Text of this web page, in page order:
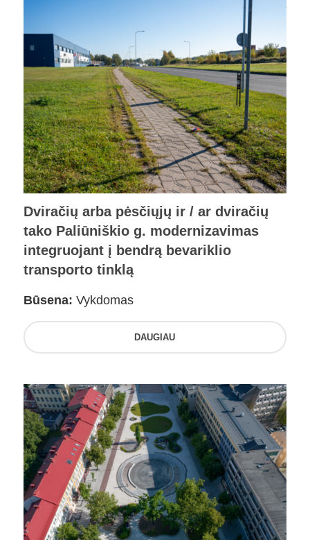
Dviračių arba pėsčiųjų ir / ar dviračių
tako Paliūniškio g. modernizavimas
integruojant į bendrą bevariklio
transporto tinklą
Būsena: Vykdomas
DAUGIAU